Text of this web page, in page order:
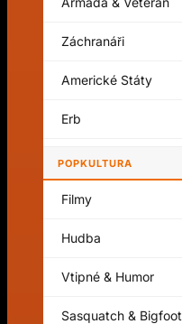
Záchranáři
Americké Státy
Erb
POPKULTURA
Filmy
Hudba
Vtipné & Humor
Sasquatch & Bigfoot